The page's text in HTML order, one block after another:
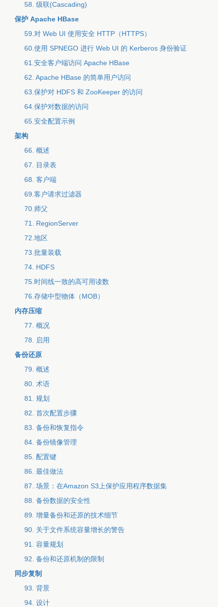
58. 级联(Cascading)
保护 Apache HBase
59.对 Web UI 使用安全 HTTP（HTTPS）
60.使用 SPNEGO 进行 Web UI 的 Kerberos 身份验证
61.安全客户端访问 Apache HBase
62. Apache HBase 的简单用户访问
63.保护对 HDFS 和 ZooKeeper 的访问
64.保护对数据的访问
65.安全配置示例
架构
66. 概述
67. 目录表
68. 客户端
69.客户请求过滤器
70.师父
71. RegionServer
72.地区
73.批量装载
74. HDFS
75.时间线一致的高可用读数
76.存储中型物体（MOB）
内存压缩
77. 概况
78. 启用
备份还原
79. 概述
80. 术语
81. 规划
82. 首次配置步骤
83. 备份和恢复指令
84. 备份镜像管理
85. 配置键
86. 最佳做法
87. 场景：在Amazon S3上保护应用程序数据集
88. 备份数据的安全性
89. 增量备份和还原的技术细节
90. 关于文件系统容量增长的警告
91. 容量规划
92. 备份和还原机制的限制
同步复制
93. 背景
94. 设计